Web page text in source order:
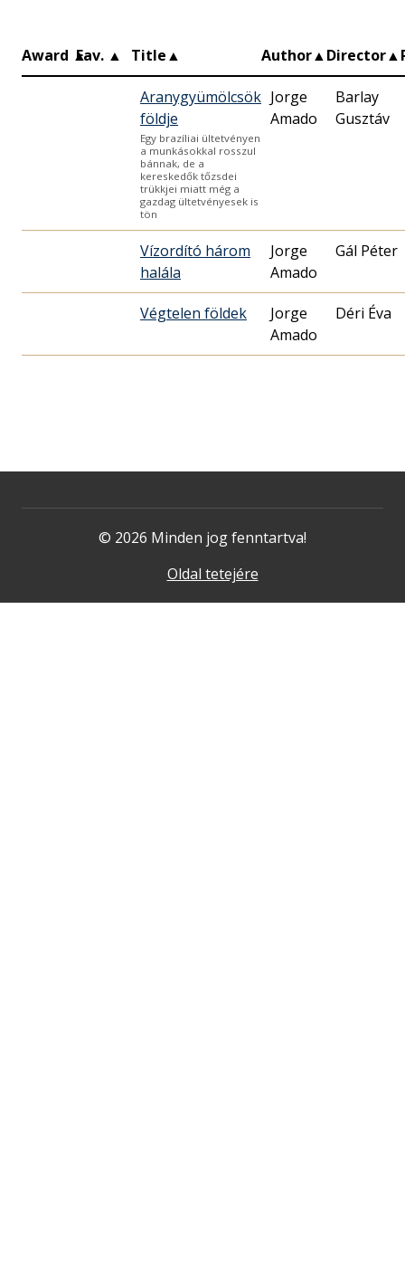
Award ▲
Fav. ▲ Title▲ Author▲Director▲
Aranygyümölcsök
földje
Egy brazíliai ültetvényen
a munkásokkal rosszul
bánnak, de a
kereskedők tőzsdei
trükkjei miatt még a
gazdag ültetvényesek is
tön
Jorge
Amado
Barlay
Gusztáv
Vízordító három
halála
Jorge
Amado
Gál Péter
Végtelen földek
Jorge
Amado
Déri Éva
© 2026 Minden jog fenntartva!
Oldal tetejére